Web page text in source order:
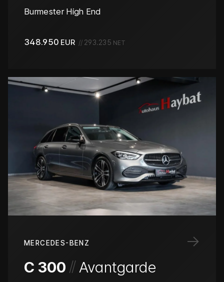
Burmester High End
348.950 EUR // 293.235 NET
→
MERCEDES-BENZ
C 300 // Avantgarde